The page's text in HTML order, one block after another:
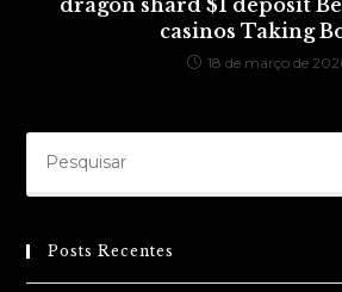
dragon shard $1 deposit
casinos Taking
18 de março de
Posts Recentes